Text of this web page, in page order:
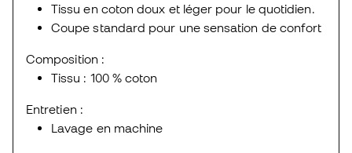
Tissu en coton doux et léger pour le quotidien.
Coupe standard pour une sensation de confort
Composition :
Tissu : 100 % coton
Entretien :
Lavage en machine